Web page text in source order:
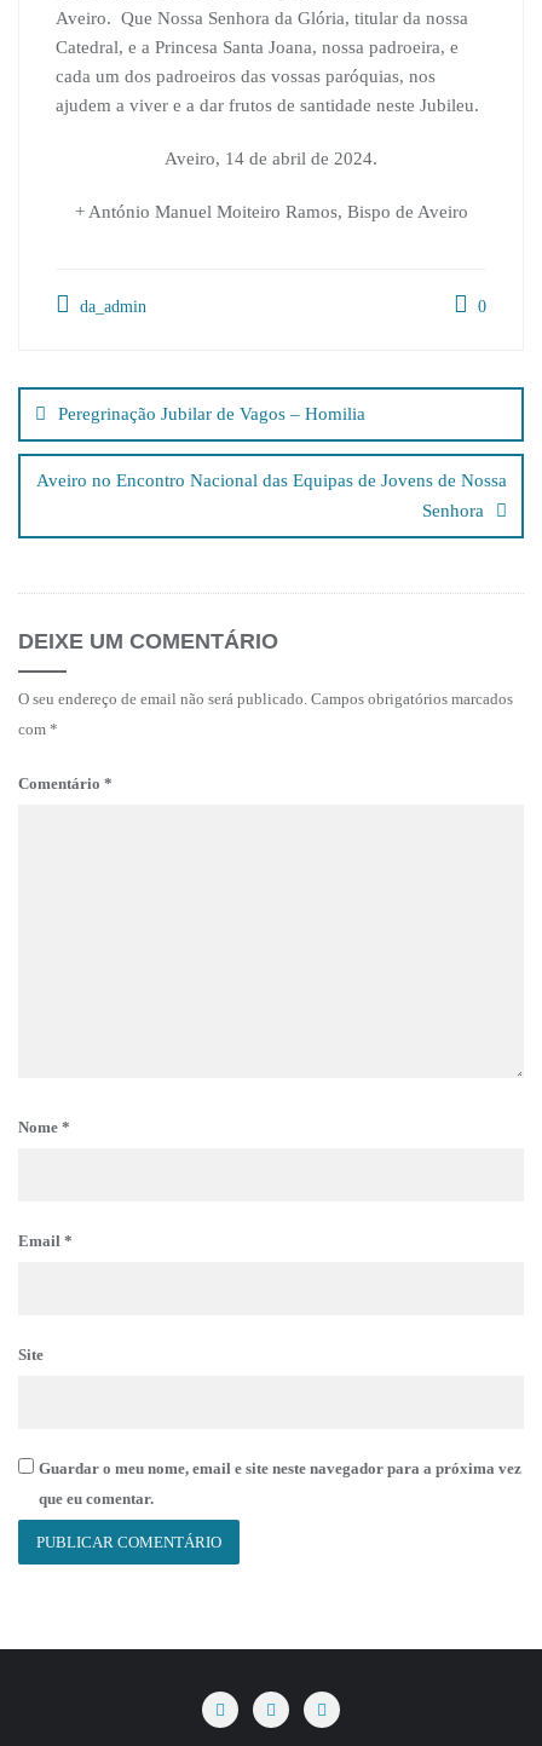
Aveiro. Que Nossa Senhora da Glória, titular da nossa
Catedral, e a Princesa Santa Joana, nossa padroeira, e
cada um dos padroeiros das vossas paróquias, nos
ajudem a viver e a dar frutos de santidade neste Jubileu.
Aveiro, 14 de abril de 2024.
+ António Manuel Moiteiro Ramos, Bispo de Aveiro
da_admin 0
de
artigos
Peregrinação Jubilar de Vagos – Homilia
Aveiro no Encontro Nacional das Equipas de Jovens de Nossa
Senhora
DEIXE UM COMENTÁRIO
O seu endereço de email não será publicado. Campos obrigatórios marcados
com *
Comentário *
Nome *
Email *
Site
Guardar o meu nome, email e site neste navegador para a próxima vez
que eu comentar.